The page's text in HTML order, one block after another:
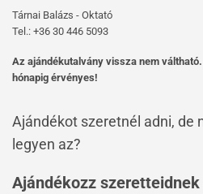
Tárnai Balázs - Oktató
Tel.: +36 30 446 5093
Az ajándékutalvány vissza nem
hónapig érvényes!
Ajándékot szeretnél adni, de
legyen az?
Ajándékozz